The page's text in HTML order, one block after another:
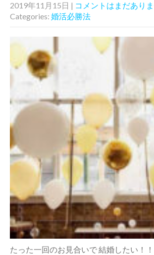
2019年11月15日 | コメントはまだあり
Categories: 婚活必勝法
たった一回のお見合いで 結婚したい！